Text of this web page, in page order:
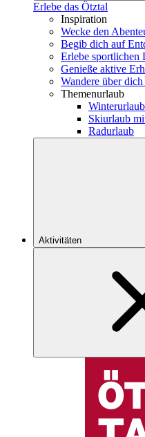
Erlebe das Ötztal
Inspiration
Wecke den
Begib dich auf
Erlebe sportlichen
Genieße aktive
Wandere über
Themenurlaub
Skiurlaub
Radurlaub
Aktivitäten